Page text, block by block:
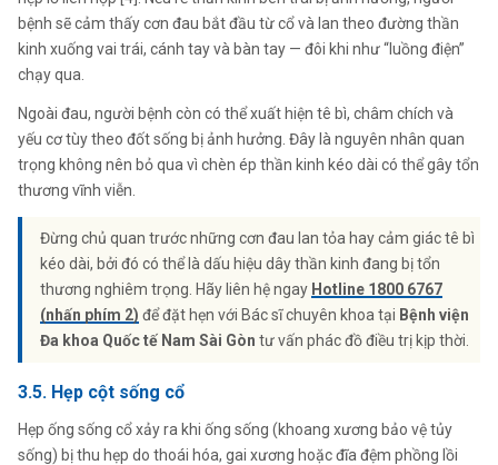
bệnh sẽ cảm thấy cơn đau bắt đầu từ cổ và lan theo đường thần
kinh xuống vai trái, cánh tay và bàn tay — đôi khi như “luồng điện”
chạy qua.
Ngoài đau, người bệnh còn có thể xuất hiện tê bì, châm chích và
yếu cơ tùy theo đốt sống bị ảnh hưởng. Đây là nguyên nhân quan
trọng không nên bỏ qua vì chèn ép thần kinh kéo dài có thể gây tổn
thương vĩnh viễn.
Đừng chủ quan trước những cơn đau lan tỏa hay cảm giác tê bì
kéo dài, bởi đó có thể là dấu hiệu dây thần kinh đang bị tổn
thương nghiêm trọng. Hãy liên hệ ngay Hotline 1800 6767
(nhấn phím 2) để đặt hẹn với Bác sĩ chuyên khoa tại Bệnh viện
Đa khoa Quốc tế Nam Sài Gòn tư vấn phác đồ điều trị kịp thời.
3.5. Hẹp cột sống cổ
Hẹp ống sống cổ xảy ra khi ống sống (khoang xương bảo vệ tủy
sống) bị thu hẹp do thoái hóa, gai xương hoặc đĩa đệm phồng lồi